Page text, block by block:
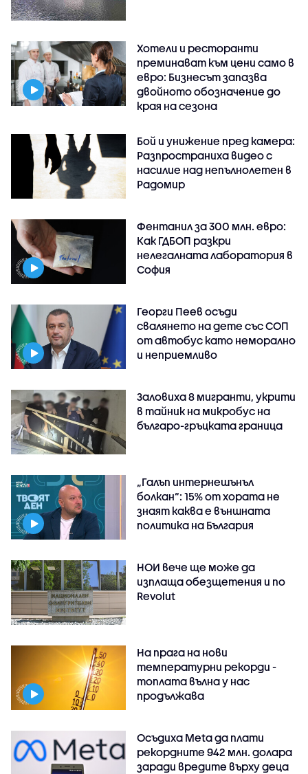
Хотели и ресторанти
преминават към цени само в
евро: Бизнесът запазва
двойното обозначение до
края на сезона
Бой и унижение пред камера:
Разпространиха видео с
насилие над непълнолетен в
Радомир
Фентанил за 300 млн. евро:
Как ГДБОП разкри
нелегалната лаборатория в
София
Георги Пеев осъди
свалянето на дете със СОП
от автобус като неморално
и неприемливо
Заловиха 8 мигранти, укрити
в тайник на микробус на
българо-гръцката граница
„Галъп интернешънъл
болкан“: 15% от хората не
знаят каква е външната
политика на България
НОИ вече ще може да
изплаща обезщетения и по
Revolut
На прага на нови
температурни рекорди -
топлата вълна у нас
продължава
Осъдиха Meta да плати
рекордните 942 млн. долара
заради вредите върху деца